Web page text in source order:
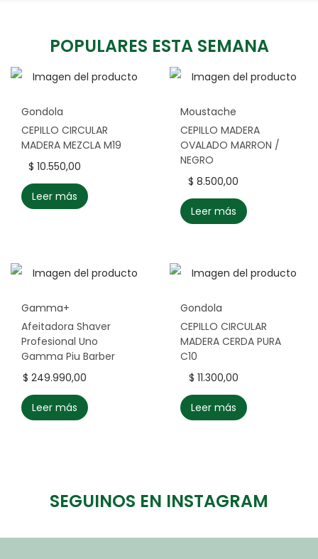
POPULARES ESTA SEMANA
Gondola
CEPILLO CIRCULAR
MADERA MEZCLA M19
$ 10.550,00
Leer más
Moustache
CEPILLO MADERA
OVALADO MARRON /
NEGRO
$ 8.500,00
Leer más
Gamma+
Afeitadora Shaver
Profesional Uno
Gamma Piu Barber
$ 249.990,00
Leer más
Gondola
CEPILLO CIRCULAR
MADERA CERDA PURA
C10
$ 11.300,00
Leer más
SEGUINOS EN INSTAGRAM